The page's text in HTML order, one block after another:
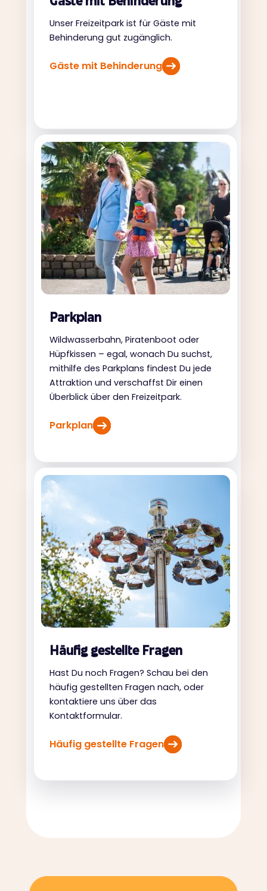
Gäste mit Behinderung
Unser Freizeitpark ist für Gäste mit
Behinderung gut zugänglich.
Gäste mit Behinderung
Parkplan
Wildwasserbahn, Piratenboot oder
Hüpfkissen – egal, wonach Du suchst,
mithilfe des Parkplans findest Du jede
Attraktion und verschaffst Dir einen
Überblick über den Freizeitpark.
Parkplan
Häufig gestellte Fragen
Hast Du noch Fragen? Schau bei den
häufig gestellten Fragen nach, oder
kontaktiere uns über das
Kontaktformular.
Häufig gestellte Fragen